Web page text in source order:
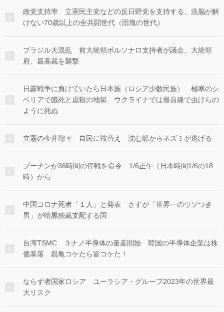
政党支持率 立憲民主党などの反日野党を支持する、洗脳が解
けない70歳以上の全共闘世代（団塊の世代）
ブラジル大混乱 前大統領ボルソナロ支持者が議会、大統領
府、最高裁を襲撃
日露戦争に負けていたら日本族（ロシア少数民族） 極寒のシ
ベリアで餓死と虐殺の地獄 ウクライナでは最前線で虫けらの
ように死ぬ
立憲の今井瑠々 自民に鞍替え 沈む船からネズミが逃げる
プーチンが36時間の停戦を命令 1/6正午（日本時間1/6の18
時）から
中国コロナ死者「１人」と発表 さすが「世界一のウソつき
男」が暗黒独裁支配する国
台湾TSMC ３ナノ半導体の量産開始 韓国の半導体企業は株
価暴落 親亀コケたら皆コケた！
ならず者国家ロシア ユーラシア・グループ2023年の世界最
大リスク